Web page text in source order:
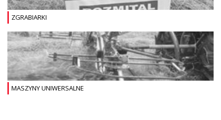
ZGRABIARKI
MASZYNY UNIWERSALNE